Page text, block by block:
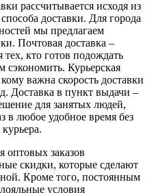
рассчитывается исходя из
доставки. Для города
мы предлагаем
Почтовая доставка –
кто готов подождать
сэкономить. Курьерская
важна скорость доставки
Доставка в пункт выдачи –
для занятых людей,
в любое удобное время без
оптовых заказов
скидки, которые сделают
Кроме того, постоянным
условия